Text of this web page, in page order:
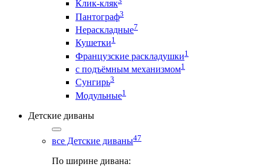
Клик-кляк
Пантограф3
Нераскладные7
Кушетки1
Французские раскладушки1
с подъёмным механизмом1
Сунгирь3
Модульные1
Детские диваны
все Детские диваны47
По ширине дивана: